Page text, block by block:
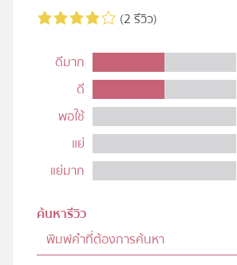
(2 รีวิว)
ดีมาก
ดี
พอใช้
แย่
แย่มาก
ค้นหารีวิว